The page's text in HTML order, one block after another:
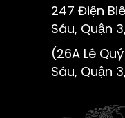
247 Điện
Sáu, Quận
(26A Lê
Sáu, Quận